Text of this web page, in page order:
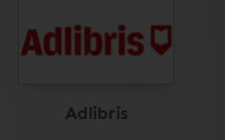
Adlibris